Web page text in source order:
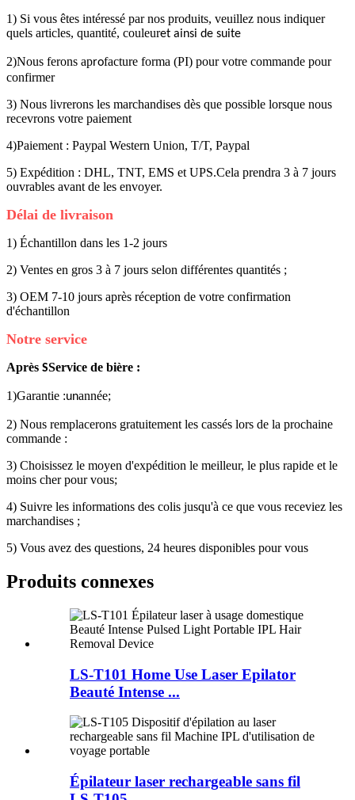
1) Si vous êtes intéressé par nos produits, veuillez nous indiquer
quels articles, quantité, couleuret ainsi de suite
2)Nous ferons aprofacture forma (PI) pour votre commande pour
confirmer
3) Nous livrerons les marchandises dès que possible lorsque nous
recevrons votre paiement
4)Paiement : Paypal Western Union, T/T, Paypal
5) Expédition : DHL, TNT, EMS et UPS.Cela prendra 3 à 7 jours
ouvrables avant de les envoyer.
Délai de livraison
1) Échantillon dans les 1-2 jours
2) Ventes en gros 3 à 7 jours selon différentes quantités ;
3) OEM 7-10 jours après réception de votre confirmation
d'échantillon
Notre service
Après SService de bière :
1)Garantie :unannée;
2) Nous remplacerons gratuitement les cassés lors de la prochaine
commande :
3) Choisissez le moyen d'expédition le meilleur, le plus rapide et le
moins cher pour vous;
4) Suivre les informations des colis jusqu'à ce que vous receviez les
marchandises ;
5) Vous avez des questions, 24 heures disponibles pour vous
Produits connexes
LS-T101 Home Use Laser Epilator
Beauté Intense ...
Épilateur laser rechargeable sans fil